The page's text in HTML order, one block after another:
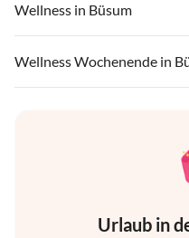
Wellness in Büsum
Wellness Wochenende in
Urlaub in